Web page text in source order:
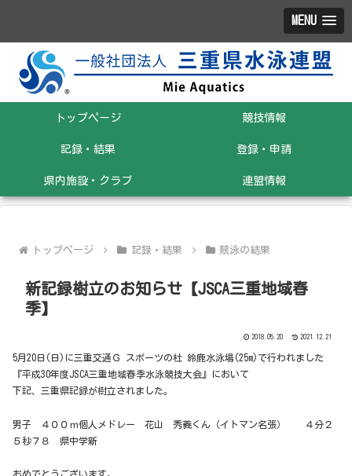
MENU
トップページ 競技情報
記録・結果 登録・申請
県内施設・クラブ 連盟情報
トップページ 記録・結果 競泳の結果
新記録樹立のお知らせ【JSCA三重地域春
季】
2018.05.20 2021.12.21
5月20日(日)に三重交通Ｇ スポーツの杜 鈴鹿水泳場(25m)で行われました
『平成30年度JSCA三重地域春季水泳競技大会』において
下記、三重県記録が樹立されました。
男子 ４００ｍ個人メドレー 花山 秀義くん（イトマン名張） ４分２
５秒７８ 県中学新
おめでとうございます。